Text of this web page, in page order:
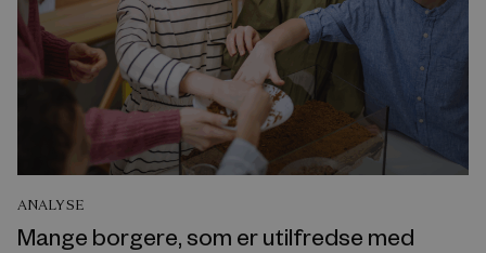
ANALYSE
Mange borgere, som er utilfredse med